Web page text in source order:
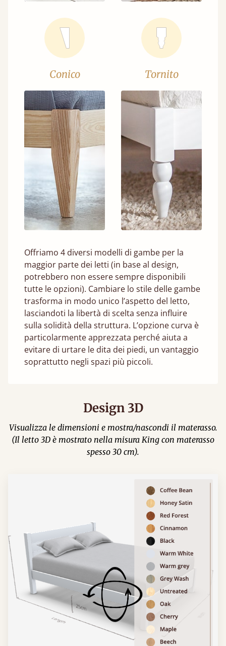
Conico Tornito
Offriamo 4 diversi modelli di gambe per la
maggior parte dei letti (in base al design,
potrebbero non essere sempre disponibili
tutte le opzioni). Cambiare lo stile delle gambe
trasforma in modo unico l’aspetto del letto,
lasciandoti la libertà di scelta senza influire
sulla solidità della struttura. L’opzione curva è
particolarmente apprezzata perché aiuta a
evitare di urtare le dita dei piedi, un vantaggio
soprattutto negli spazi più piccoli.
Design 3D
Visualizza le dimensioni e mostra/nascondi il materasso.
(Il letto 3D è mostrato nella misura King con materasso
spesso 30 cm).